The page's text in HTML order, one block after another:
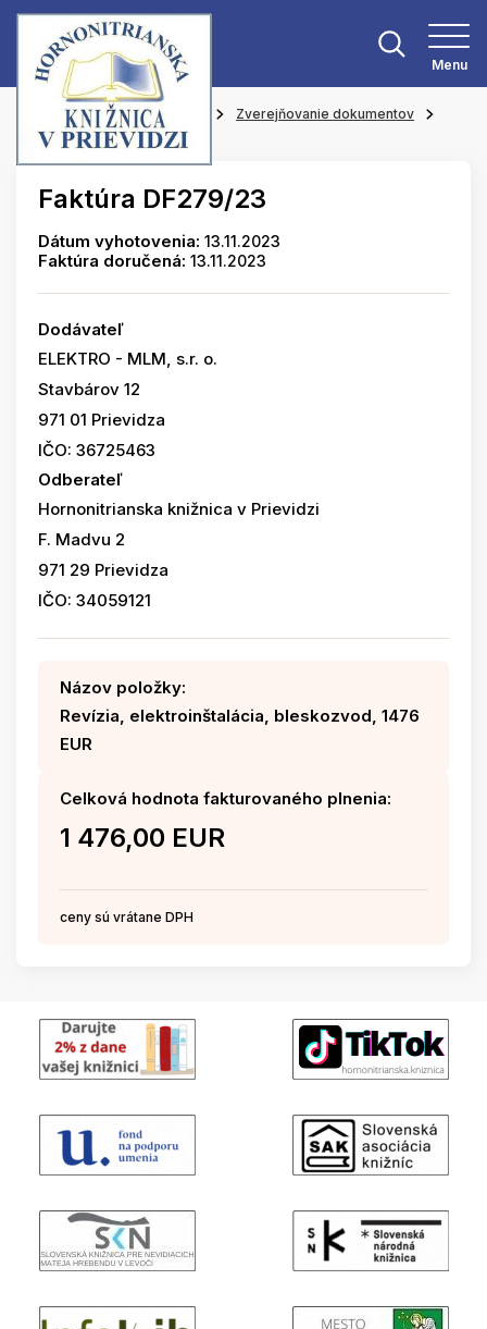
Menu
Hlavná stránka O knižnici
Zverejňovanie dokumentov
Faktúry
Faktúra DF279/23
Dátum vyhotovenia: 13.11.2023
Faktúra doručená: 13.11.2023
Dodávateľ
ELEKTRO - MLM, s.r. o.
Stavbárov 12
971 01 Prievidza
IČO: 36725463
Odberateľ
Hornonitrianska knižnica v Prievidzi
F. Madvu 2
971 29 Prievidza
IČO: 34059121
Názov položky:
Revízia, elektroinštalácia, bleskozvod, 1476
EUR
Celková hodnota fakturovaného plnenia:
1 476,00 EUR
ceny sú vrátane DPH